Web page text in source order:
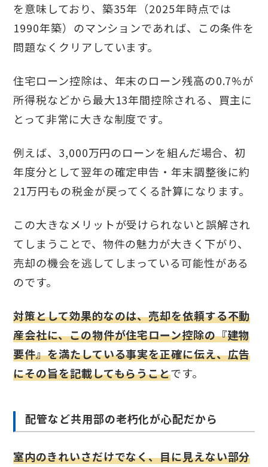
を意味しており、築35年（2025年時点では
1990年築）のマンションであれば、この条件を
問題なくクリアしています。
住宅ローン控除は、年末のローン残高の0.7%が
所得税などから最大13年間控除される、買主に
とって非常に大きな制度です。
例えば、3,000万円のローンを組んだ場合、初
年度分として翌年の確定申告・年末調整後に約
21万円もの税金が戻ってくる計算になります。
この大きなメリットが受けられないと誤解され
てしまうことで、物件の魅力が大きく下がり、
売却の機会を逃してしまっている可能性がある
のです。
対策として効果的なのは、売却を依頼する不動
産会社に、この物件が住宅ローン控除の『建物
要件』を満たしている事実を正確に伝え、広告
にその旨を記載してもらうことです。
配管など共用部の老朽化が心配だから
室内のきれいさだけでなく、目に見えない部分